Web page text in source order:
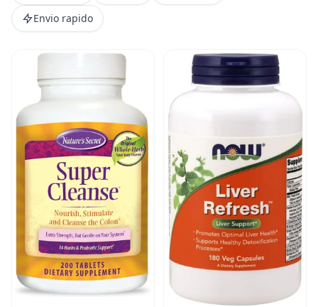
Envio rapido